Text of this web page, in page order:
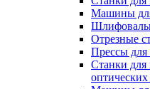
Машины
Отрезные
Прессы для
Станки для
оптических